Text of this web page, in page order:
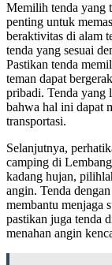
Memilih tenda yang
penting untuk
beraktivitas di alam
tenda yang sesuai
Pastikan tenda
teman dapat
pribadi. Tenda yang
bahwa hal ini dapat
transportasi.
Selanjutnya,
camping di
kadang hujan,
angin. Tenda
membantu menjaga
pastikan juga tenda
menahan angin